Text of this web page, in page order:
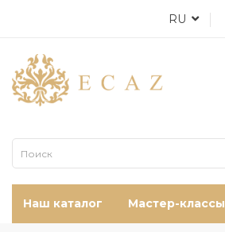
RU
Наш каталог Мастер-классы